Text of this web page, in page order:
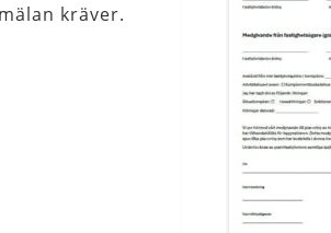
kräver.